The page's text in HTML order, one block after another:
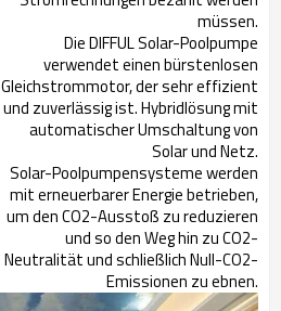
müssen.
Die DIFFUL Solar-Poolpumpe
verwendet einen bürstenlosen
Gleichstrommotor, der sehr effizient
und zuverlässig ist. Hybridlösung mit
automatischer Umschaltung von
Solar und Netz.
Solar-Poolpumpensysteme werden
mit erneuerbarer Energie betrieben,
um den CO2-Ausstoß zu reduzieren
und so den Weg hin zu CO2-
Neutralität und schließlich Null-CO2-
Emissionen zu ebnen.